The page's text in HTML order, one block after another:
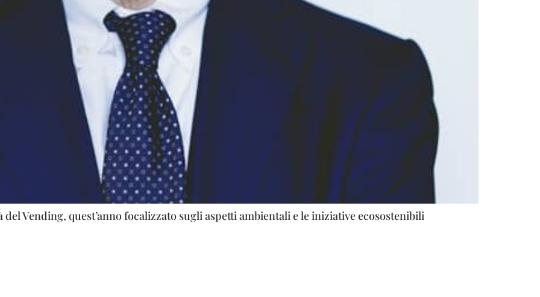
Vending, quest’anno focalizzato sugli aspetti ambientali e le iniziative ecosostenibili